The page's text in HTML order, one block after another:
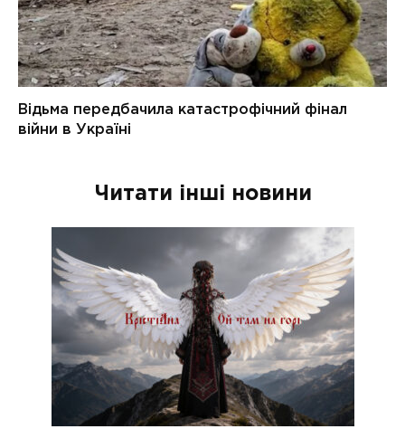
Читати інші новини